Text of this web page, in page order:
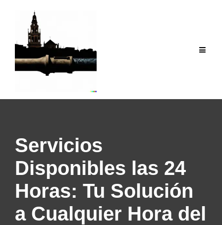
contenido
Servicios
Disponibles las 24
Horas: Tu Solución
a Cualquier Hora del